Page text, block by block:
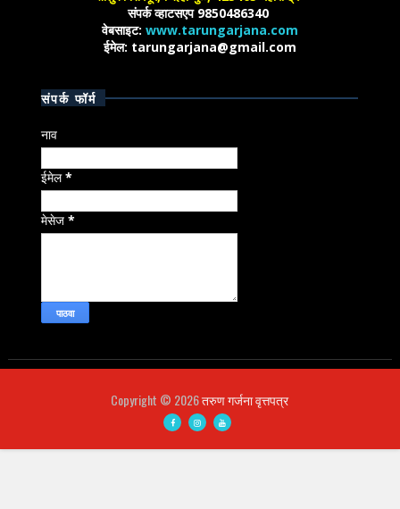
संपर्क व्हाटसएप 9850486340
वेबसाइट: www.tarungarjana.com
ईमेल: tarungarjana@gmail.com
संपर्क फॉर्म
नाव
ईमेल*
मेसेज*
Copyright © 2026तरुण गर्जना वृत्तपत्र